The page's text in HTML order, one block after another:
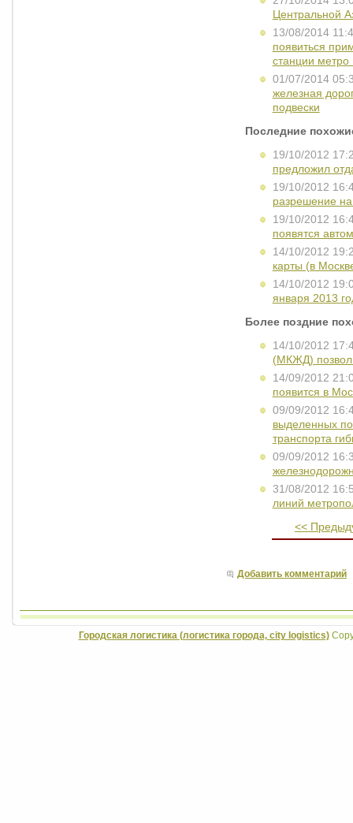
Центральной
13/08/2014
появиться
станции
01/07/2014
железная
подвески
Последние
19/10/2012
предложил
19/10/2012
разрешение
19/10/2012
появятся
14/10/2012
карты (в
14/10/2012
января 2013
Более поздние
14/10/2012
(МКЖД)
14/09/2012
появится в
09/09/2012
выделенных
транспорта
09/09/2012
31/08/2012
линий
<<
Добавить комментарий
Городская логистика (логистика города, city logistics)